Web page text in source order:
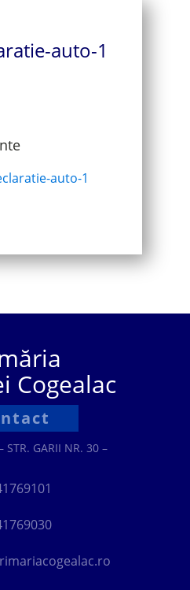
auto-1
auto-1
Cogealac
STR. GARII NR. 30 –